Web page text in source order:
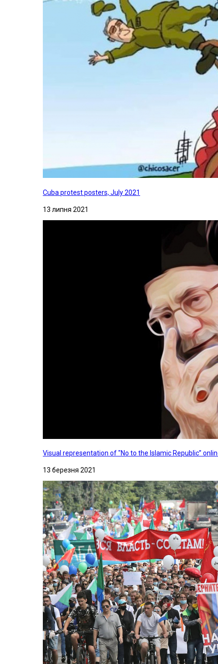
Cuba protest posters, July 2021
13 липня 2021
Visual representation of "No to the Islamic Republic”
13 березня 2021